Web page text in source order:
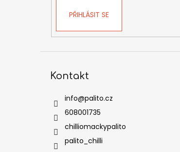
PŘIHLÁSIT SE
Kontakt
info@palito.cz
608001735
chilliomackypalito
palito_chilli